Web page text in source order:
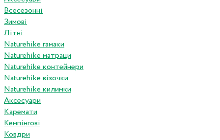
Всесезонні
Зимові
Літні
Naturehike гамаки
Naturehike матраци
Naturehike контейнери
Naturehike візочки
Naturehike килимки
Аксесуари
Каремати
Кемпінгові
Ковдри